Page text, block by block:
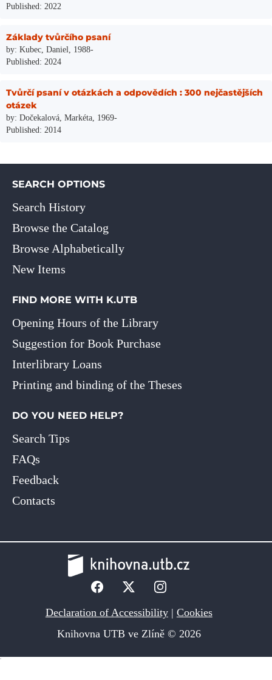
Published: 2022
Základy tvůrčího psaní
by: Kubec, Daniel, 1988-
Published: 2024
Tvůrčí psaní v otázkách a odpovědích : 300 nejčastějších
otázek
by: Dočekalová, Markéta, 1969-
Published: 2014
SEARCH OPTIONS
Search History
Browse the Catalog
Browse Alphabetically
New Items
FIND MORE WITH K.UTB
Opening Hours of the Library
Suggestion for Book Purchase
Interlibrary Loans
Printing and binding of the Theses
DO YOU NEED HELP?
Search Tips
FAQs
Feedback
Contacts
Declaration of Accessibility| Cookies
Knihovna UTB ve Zlíně © 2026